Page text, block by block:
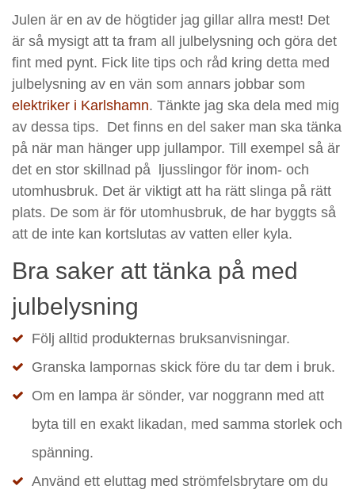
Julen är en av de högtider jag gillar allra mest! Det
är så mysigt att ta fram all julbelysning och göra det
fint med pynt. Fick lite tips och råd kring detta med
julbelysning av en vän som annars jobbar som
elektriker i Karlshamn. Tänkte jag ska dela med mig
av dessa tips. Det finns en del saker man ska tänka
på när man hänger upp jullampor. Till exempel så är
det en stor skillnad på ljusslingor för inom- och
utomhusbruk. Det är viktigt att ha rätt slinga på rätt
plats. De som är för utomhusbruk, de har byggts så
att de inte kan kortslutas av vatten eller kyla.
Bra saker att tänka på med
julbelysning
Följ alltid produkternas bruksanvisningar.
Granska lampornas skick före du tar dem i bruk.
Om en lampa är sönder, var noggrann med att
byta till en exakt likadan, med samma storlek och
spänning.
Använd ett eluttag med strömfelsbrytare om du